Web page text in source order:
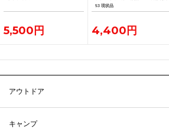
5,500円
53 現状品
4,400円
アウトドア
キャンプ